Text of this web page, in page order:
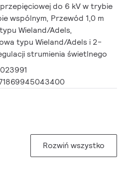
do 6 kV w trybie
wspólnym, Przewód 1,0 m
Wieland/Adels,
typu Wieland/Adels i 2-
strumienia świetlnego
Rozwiń wszystko